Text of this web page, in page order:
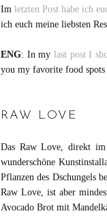
Imletzten Post habe ich
ich euch meine liebsten
ENG: In mylast post I
you my favorite food spots
RAW LOVE
Das Raw Love, direkt im
wunderschöne
Pflanzen des Dschungels
Raw Love, ist aber
Avocado Brot mit